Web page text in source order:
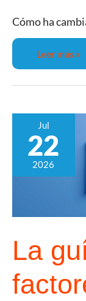
Cómo ha
Leer más »
Jul
22
2026
La